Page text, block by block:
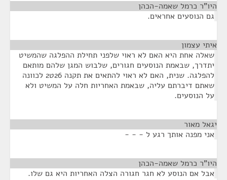
היו"ר כרמל שאמה-הכהן
גם הנוסעים אחראים.
איתי עצמון
שאלה אחת היא האם לא ראוי שלפני תחילת ההפלגה שהמשיט
יתדרך, שבאמת הנוסעים חגורים, שלבוש המגן שלהם מותאם
להפלגה. שנית, האם לא ראוי להתאים את תקנה 26ט2 לכוונה
שאתם דיברתם עליה, שבאמת האחריות חלה על המשיט ולא
על הנוסעים.
יגאל מאור
אני מפנה אותך רגע ל - - -
היו"ר כרמל שאמה-הכהן
אבל אם הנוסע לא חגר חגורה הצלה האחריות היא גם שלו.